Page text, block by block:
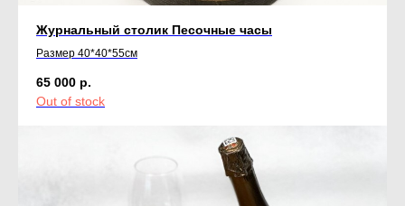
Журнальный столик Песочные часы
Размер 40*40*55см
65 000 р.
Out of stock